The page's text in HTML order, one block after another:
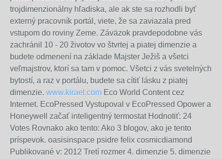
www.kirael.com Eco World Content cez
Internet. EcoPressed Vystupoval v EcoPressed Opower a
Honeywell začať inteligentný termostat Hodnotiť: 24
Votes Rovnako ako tento: Ako 3 blogov, ako je tento
príspevok. oasisinspace psidre felix cosmicdiamond
Publikované v: 2012 Tretí rozmer 4. dimenzie 5. dimenzie